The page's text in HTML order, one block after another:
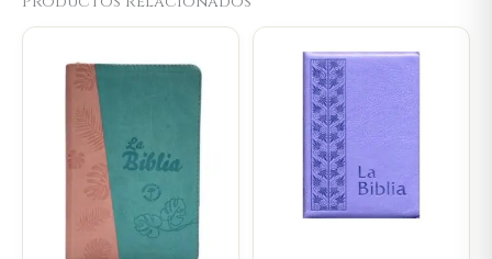
was:
$106.000.
Current